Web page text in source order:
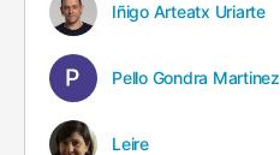
Iñigo Arteatx Uriarte
Pello Gondra Martinez
Leire